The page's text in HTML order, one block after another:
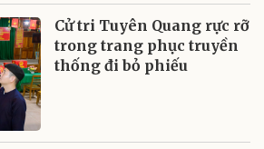
Cử tri Tuyên Quang rực rỡ
trong trang phục truyền
thống đi bỏ phiếu